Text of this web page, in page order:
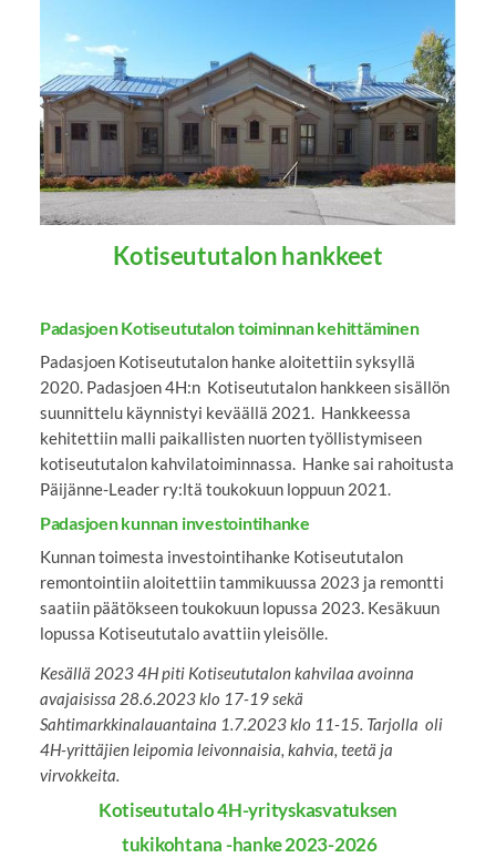
Kotiseututalon hankkeet
Padasjoen Kotiseututalon toiminnan kehittäminen
Padasjoen Kotiseututalon hanke aloitettiin syksyllä
2020. Padasjoen 4H:n Kotiseututalon hankkeen sisällön
suunnittelu käynnistyi keväällä 2021. Hankkeessa
kehitettiin malli paikallisten nuorten työllistymiseen
kotiseututalon kahvilatoiminnassa. Hanke sai rahoitusta
Päijänne-Leader ry:ltä toukokuun loppuun 2021.
Padasjoen kunnan investointihanke
Kunnan toimesta investointihanke Kotiseututalon
remontointiin aloitettiin tammikuussa 2023 ja remontti
saatiin päätökseen toukokuun lopussa 2023. Kesäkuun
lopussa Kotiseututalo avattiin yleisölle.
Kesällä 2023 4H piti Kotiseututalon kahvilaa avoinna
avajaisissa 28.6.2023 klo 17-19 sekä
Sahtimarkkinalauantaina 1.7.2023 klo 11-15. Tarjolla oli
4H-yrittäjien leipomia leivonnaisia, kahvia, teetä ja
virvokkeita.
Kotiseututalo 4H-yrityskasvatuksen
tukikohtana -hanke 2023-2026